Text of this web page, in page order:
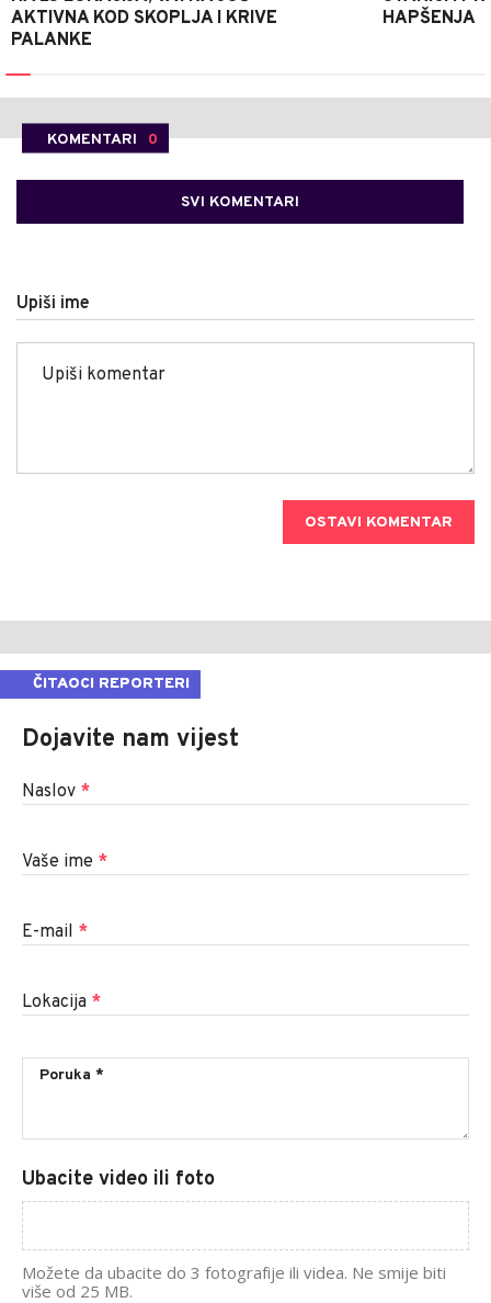
AKTIVNA KOD SKOPLJA I KRIVE
PALANKE
HAPŠENJA
KOMENTARI 0
SVI KOMENTARI
Upiši ime
OSTAVI KOMENTAR
ČITAOCI REPORTERI
Dojavite nam vijest
Naslov *
Vaše ime *
E-mail *
Lokacija *
Ubacite video ili foto
Možete da ubacite do 3 fotografije ili videa. Ne smije biti
više od 25 MB.